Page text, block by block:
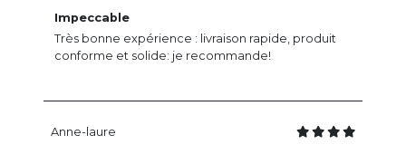
Impeccable
Très bonne expérience : livraison rapide, produit
conforme et solide: je recommande!
Anne-laure